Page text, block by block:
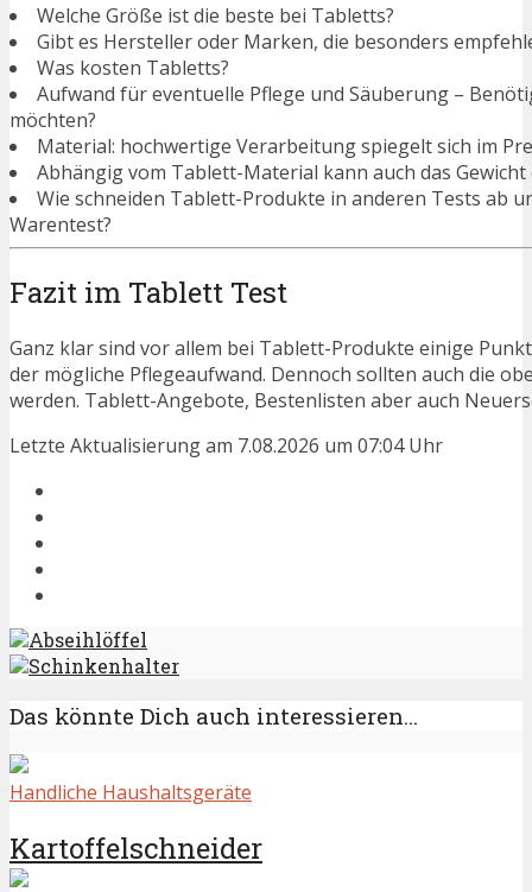
Welche Größe ist die beste bei Tabletts?
Gibt es Hersteller oder Marken, die besonders
Was kosten Tabletts?
Aufwand für eventuelle Pflege und Säuberung –
möchten?
Material: hochwertige Verarbeitung spiegelt sich im
Abhängig vom Tablett-Material kann auch das
Wie schneiden Tablett-Produkte in anderen Tests ab
Warentest?
Fazit im Tablett Test
Ganz klar sind vor allem bei Tablett-Produkte einige
der mögliche Pflegeaufwand. Dennoch sollten auch die
werden. Tablett-Angebote, Bestenlisten aber auch
Letzte Aktualisierung am 7.08.2026 um 07:04 Uhr
Abseihlöffel
Schinkenhalter
Das könnte Dich auch interessieren...
Handliche Haushaltsgeräte
Kartoffelschneider